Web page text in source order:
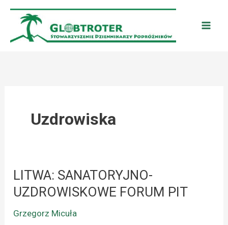
Przejdź
treści
Uzdrowiska
LITWA: SANATORYJNO-
UZDROWISKOWE FORUM PIT
Grzegorz Micuła
LITWA:
SANATORYJNO-
FORUM